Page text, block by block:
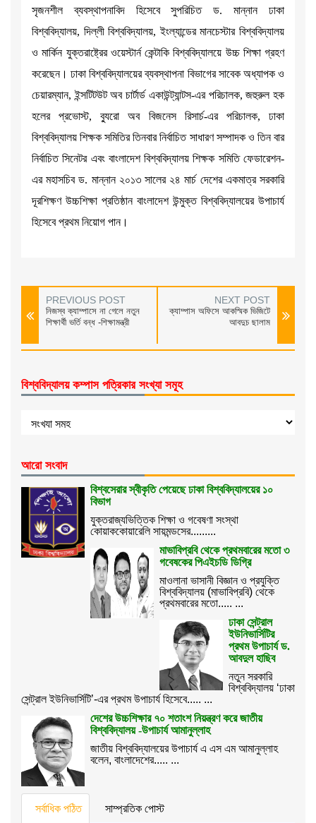
সৃজনশীল ব্যবস্থাপনাবিদ হিসেবে সুপরিচিত ড. মান্নান ঢাকা
বিশ্ববিদ্যালয়, দিল্লী বিশ্ববিদ্যালয়, ইংল্যান্ডের মানচেস্টার বিশ্ববিদ্যালয়
ও মার্কিন যুক্তরাষ্ট্রের ওয়েস্টার্ন কেন্টাকি বিশ্ববিদ্যালয়ে উচ্চ শিক্ষা গ্রহণ
করেছেন। ঢাকা বিশ্ববিদ্যালয়ের ব্যবস্থাপনা বিভাগের সাবেক অধ্যাপক ও
চেয়ারম্যান, ইন্সটিটউট অব চার্টার্ড একাউন্ট্যান্টস-এর পরিচালক, জহুরুল হক
হলের প্রভোস্ট, ব্যুরো অব বিজনেস রিসার্চ-এর পরিচালক, ঢাকা
বিশ্ববিদ্যালয় শিক্ষক সমিতির তিনবার নির্বাচিত সাধারণ সম্পাদক ও তিন বার
নির্বাচিত সিনেটর এবং বাংলাদেশ বিশ্ববিদ্যালয় শিক্ষক সমিতি ফেডারেশন-
এর মহাসচিব ড. মান্নান ২০১৩ সালের ২৪ মার্চ দেশের একমাত্র সরকারি
দূরশিক্ষণ উচ্চশিক্ষা প্রতিষ্ঠান বাংলাদেশ উন্মুক্ত বিশ্ববিদ্যালয়ের উপাচার্য
হিসেবে প্রথম নিয়োগ পান।
PREVIOUS POST
নিজস্ব ক্যাম্পাসে না গেলে নতুন
শিক্ষার্থী ভর্তি বন্ধ -শিক্ষামন্ত্রী
NEXT POST
ক্যাম্পাস অফিসে আকস্মিক ভিজিটে
আবদুচ ছালাম
বিশ্ববিদ্যালয় কম্পাস পত্রিকার সংখ্যা সমূহ
আরো সংবাদ
বিশ্বসেরার স্বীকৃতি পেয়েছে ঢাকা বিশ্ববিদ্যালয়ের ১০
বিভাগ
যুক্তরাজ্যভিত্তিক শিক্ষা ও গবেষণা সংস্থা
কোয়াককোয়ারেলি সায়মন্ডসের.........
মাভাবিপ্রবি থেকে প্রথমবারের মতো ৩
গবেষকের পিএইচডি ডিগ্রি
মাওলানা ভাসানী বিজ্ঞান ও প্রযুক্তি
বিশ্ববিদ্যালয় (মাভাবিপ্রবি) থেকে
প্রথমবারের মতো..... ...
ঢাকা সেন্ট্রাল
ইউনিভার্সিটির
প্রথম উপাচার্য ড.
আবদুল হাছিব
নতুন সরকারি
বিশ্ববিদ্যালয় ‘ঢাকা
সেন্ট্রাল ইউনিভার্সিটি’-এর প্রথম উপাচার্য হিসেবে..... ...
দেশের উচ্চশিক্ষার ৭০ শতাংশ নিয়ন্ত্রণ করে জাতীয়
বিশ্ববিদ্যালয় -উপাচার্য আমানুল্লাহ
জাতীয় বিশ্ববিদ্যালয়ের উপাচার্য এ এস এম আমানুল্লাহ
বলেন, বাংলাদেশের..... ...
সর্বাধিক পঠিত সাম্প্রতিক পোস্ট